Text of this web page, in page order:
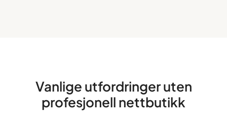
Vanlige utfordringer uten
profesjonell nettbutikk